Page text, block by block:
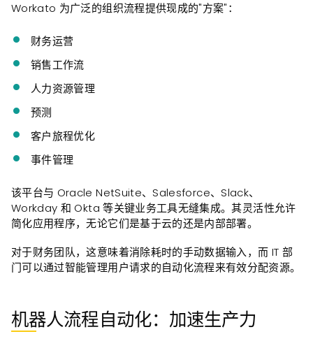
Workato 为广泛的组织流程提供现成的"方案"：
财务运营
销售工作流
人力资源管理
预测
客户旅程优化
事件管理
该平台与 Oracle NetSuite、Salesforce、Slack、
Workday 和 Okta 等关键业务工具无缝集成。其灵活性允许
简化应用程序，无论它们是基于云的还是内部部署。
对于财务团队，这意味着消除耗时的手动数据输入，而 IT 部
门可以通过智能管理用户请求的自动化流程来有效分配资源。
机器人流程自动化：加速生产力